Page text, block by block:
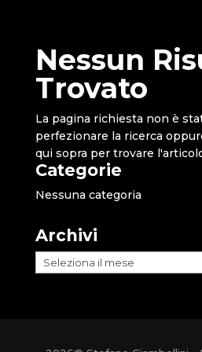
Nessun
Trovato
La pagina richiesta non è
perfezionare la ricerca
qui sopra per trovare
Categorie
Nessuna categoria
Archivi
Archivi